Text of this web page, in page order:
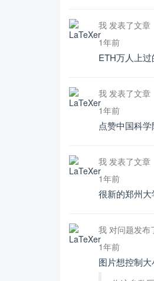
我 发表了文章
1年前
ETH万人上
我 发表了文章
1年前
点赞中国科
我 发表了文章
1年前
很新的郑州
我 对问题发布
1年前
图片想控制